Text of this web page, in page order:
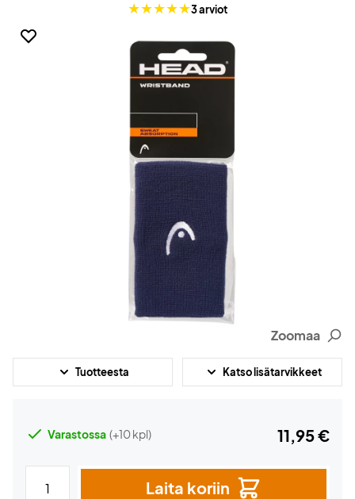
3 arviot
Zoomaa
Tuotteesta Katso lisätarvikkeet
Varastossa (+10 kpl) 11,95 €
Laita koriin